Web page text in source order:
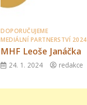
DOPORUČUJEME
MEDIÁLNÍ PARTNERSTVÍ 2024
MHF Leoše Janáčka
24. 1. 2024 redakce